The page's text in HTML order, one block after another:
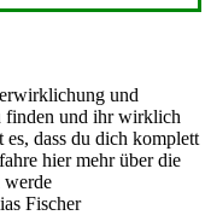
und
finden und ihr wirklich
dass du dich komplett
hier mehr über die
werde
Fischer